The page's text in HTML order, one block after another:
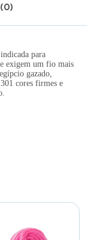
para
exigem um fio mais
gazado,
cores firmes e